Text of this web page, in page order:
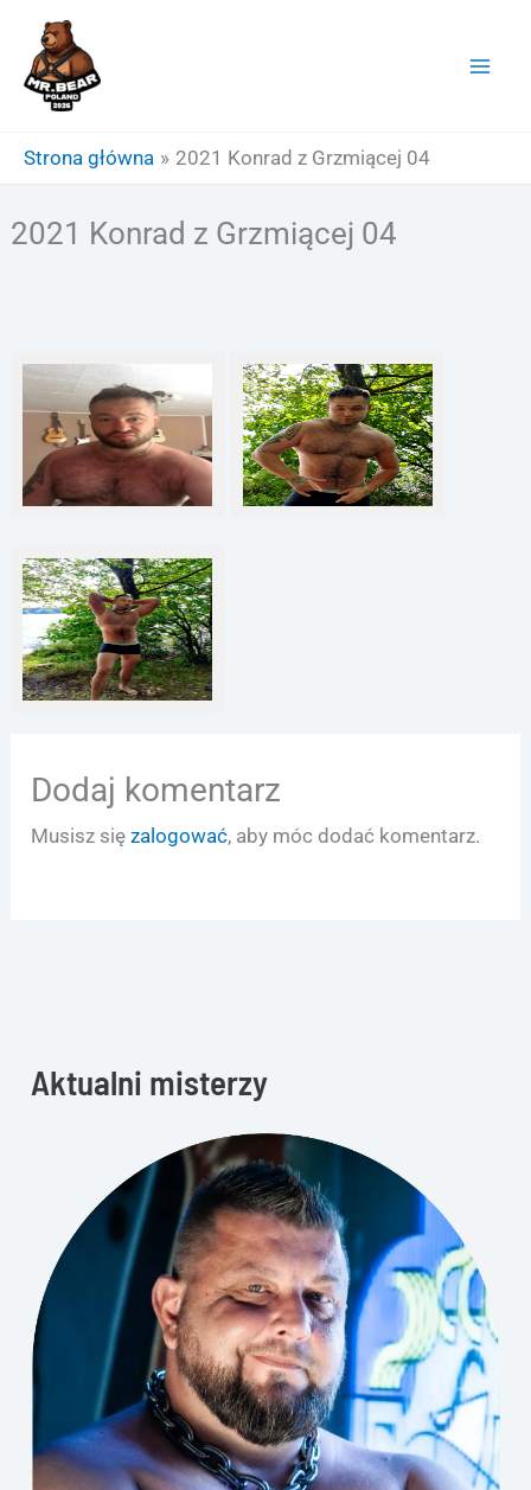
Przejdź
treści
Strona główna 2021 Konrad z Grzmiącej 04
2021 Konrad z Grzmiącej 04
Twarz Tors
Sylwetka
Dodaj komentarz
Musisz sięzalogować, aby móc dodać komentarz.
Aktualni misterzy